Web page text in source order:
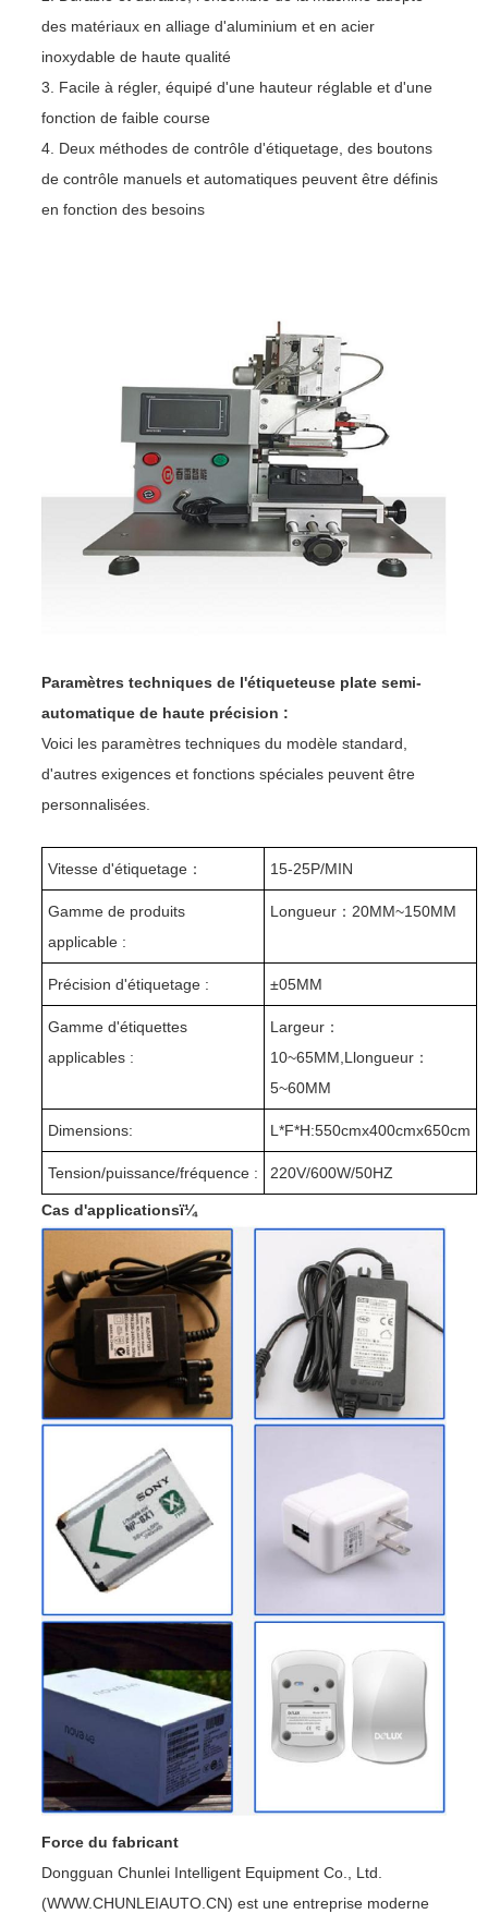
des matériaux en alliage d'aluminium et en acier
inoxydable de haute qualité
3. Facile à régler, équipé d'une hauteur réglable et d'une
fonction de faible course
4. Deux méthodes de contrôle d'étiquetage, des boutons
de contrôle manuels et automatiques peuvent être définis
en fonction des besoins
Paramètres techniques de l'étiqueteuse plate semi-
automatique de haute précision :
Voici les paramètres techniques du modèle standard,
d'autres exigences et fonctions spéciales peuvent être
personnalisées.
Vitesse d'étiquetage： 15-25P/MIN
Gamme de produits
applicable :
Longueur： 20MM~150MM
Précision d'étiquetage : ±05MM
Gamme d'étiquettes
applicables :
Largeur：
10~65MM, L longueur：
5~60MM
Dimensions: L *F*H:550cmx400cmx650cm
Tension/puissance/fréquence : 220V/600W/50HZ
Cas d'applicationsï¼
Force du fabricant
Dongguan Chunlei Intelligent Equipment Co., Ltd.
(WWW.CHUNLEIAUTO.CN) est une entreprise moderne